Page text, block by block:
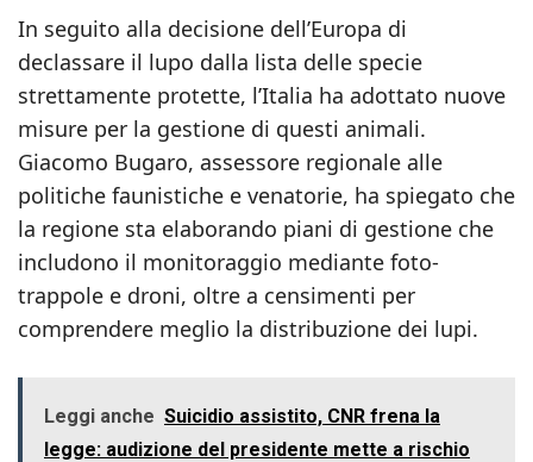
In seguito alla decisione dell’Europa di
declassare il lupo dalla lista delle specie
strettamente protette, l’Italia ha adottato nuove
misure per la gestione di questi animali.
Giacomo Bugaro, assessore regionale alle
politiche faunistiche e venatorie, ha spiegato che
la regione sta elaborando piani di gestione che
includono il monitoraggio mediante foto-
trappole e droni, oltre a censimenti per
comprendere meglio la distribuzione dei lupi.
Leggi anche Suicidio assistito, CNR frena la
legge: audizione del presidente mette a rischio